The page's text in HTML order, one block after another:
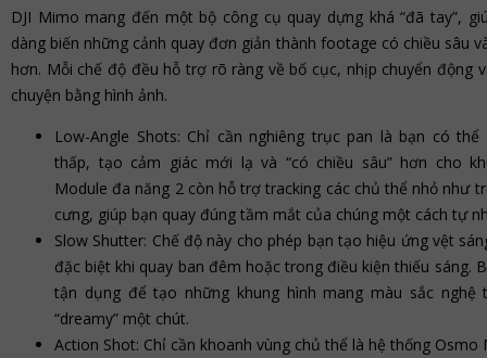
DJI Mimo mang đến một bộ công cụ quay dựng khá “đã tay”,
dàng biến những cảnh quay đơn giản thành footage có chiều sâu
hơn. Mỗi chế độ đều hỗ trợ rõ ràng về bố cục, nhịp chuyển động
chuyện bằng hình ảnh.
Low-Angle Shots: Chỉ cần nghiêng trục pan là bạn có thể
thấp, tạo cảm giác mới lạ và “có chiều sâu” hơn cho
Module đa năng 2 còn hỗ trợ tracking các chủ thể nhỏ như
cưng, giúp bạn quay đúng tầm mắt của chúng một cách tự
Slow Shutter: Chế độ này cho phép bạn tạo hiệu ứng vệt
đặc biệt khi quay ban đêm hoặc trong điều kiện thiếu sáng.
tận dụng để tạo những khung hình mang màu sắc nghệ
“dreamy” một chút.
Action Shot: Chỉ cần khoanh vùng chủ thể là hệ thống Osmo